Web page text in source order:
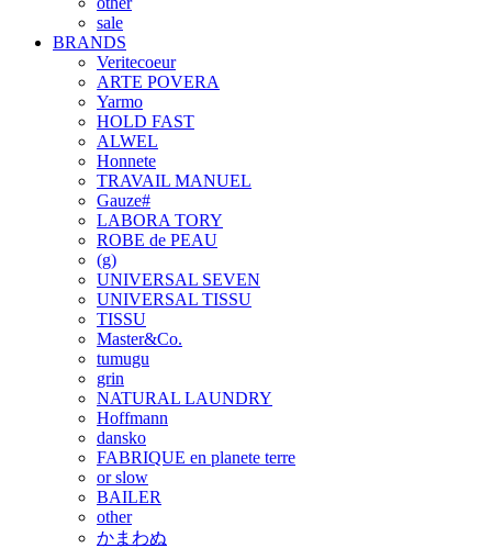
sale
BRANDS
Veritecoeur
ARTE POVERA
Yarmo
HOLD FAST
ALWEL
Honnete
TRAVAIL MANUEL
Gauze#
LABORA TORY
ROBE de PEAU
(g)
UNIVERSAL SEVEN
UNIVERSAL TISSU
TISSU
Master&Co.
tumugu
grin
NATURAL LAUNDRY
Hoffmann
dansko
FABRIQUE en planete terre
or slow
BAILER
other
かまわぬ